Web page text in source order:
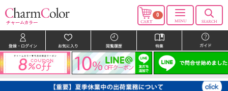
0